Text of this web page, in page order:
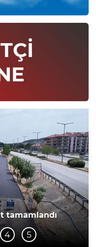
tamamlandı
4 5